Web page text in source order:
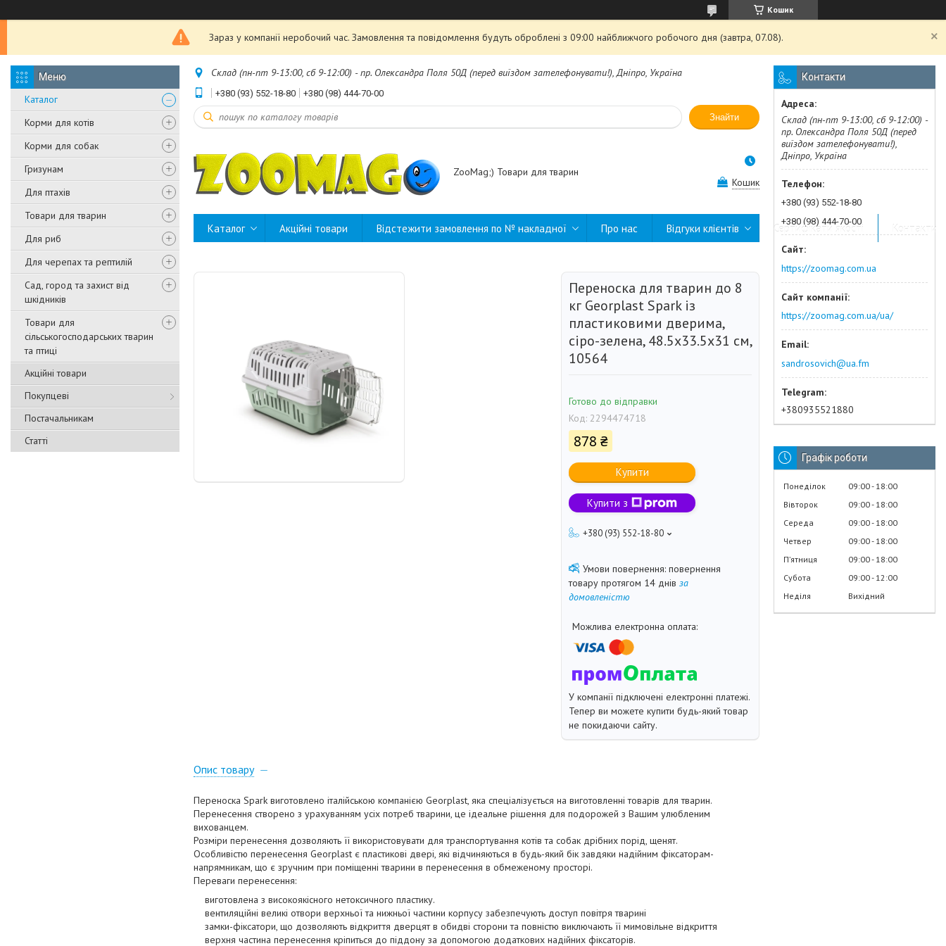
Кошик
Зараз у компанії неробочий час. Замовлення та повідомлення будуть оброблені з 09:00 найближчого робочого дня (завтра, 07.08).
Каталог
Корми для котів
Корми для собак
Гризунам
Для птахів
Товари для тварин
Для риб
Для черепах та рептилій
Сад, город та захист від
шкідників
Товари для
сільськогосподарських тварин
та птиці
Акційні товари
Покупцеві
Постачальникам
Статті
Склад (пн-пт 9-13:00, сб 9-12:00) - пр. Олександра Поля 50Д (перед виїздом зателефонувати!), Дніпро, Україна
+380 (93) 552-18-80 +380 (98) 444-70-00
Знайти
ZooMag;) Товари для тварин
Кошик
Каталог Акційні товари Відстежити замовлення по № накладної Про нас Відгуки клієнтів Сертифікати якості Контакти
Переноска для тварин до 8
кг Georplast Spark із
пластиковими дверима,
сіро-зелена, 48.5x33.5x31 см,
10564
Готово до відправки
Код: 2294474718
878 ₴
Купити
Купити з
+380 (93) 552-18-80
повернення
товару протягом 14 днів за
домовленістю
У компанії підключені електронні платежі.
Тепер ви можете купити будь-який товар
не покидаючи сайту.
Опис товару
Переноска Spark виготовлено італійською компанією Georplast, яка спеціалізується на виготовленні товарів для тварин.
Перенесення створено з урахуванням усіх потреб тварини, це ідеальне рішення для подорожей з Вашим улюбленим
вихованцем.
Розміри перенесення дозволяють її використовувати для транспортування котів та собак дрібних порід, щенят.
Особливістю перенесення Georplast є пластикові двері, які відчиняються в будь-який бік завдяки надійним фіксаторам-
напрямникам, що є зручним при поміщенні тварини в перенесення в обмеженому просторі.
Переваги перенесення:
виготовлена з високоякісного нетоксичного пластику.
вентиляційні великі отвори верхньої та нижньої частини корпусу забезпечують доступ повітря тварині
замки-фіксатори, що дозволяють відкриття дверцят в обидві сторони та повністю виключають її мимовільне відкриття
верхня частина перенесення кріпиться до піддону за допомогою додаткових надійних фіксаторів.
Контакти
Склад (пн-пт 9-13:00, сб 9-12:00) -
пр. Олександра Поля 50Д (перед
виїздом зателефонувати!),
Дніпро, Україна
+380 (93) 552-18-80
+380 (98) 444-70-00
https://zoomag.com.ua
https://zoomag.com.ua/ua/
sandrosovich@ua.fm
+380935521880
Графік роботи
Понеділок 09:00 18:00
Вівторок
09:00 18:00
Середа
09:00 18:00
Четвер
09:00 18:00
Пʼятниця
09:00 18:00
Субота
09:00 12:00
Неділя
Вихідний